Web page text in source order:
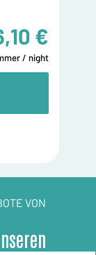
€
/ night
VON